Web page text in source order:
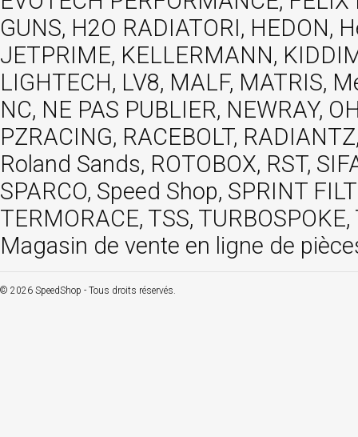
GUNS, H2O RADIATORI, HEDON,
JETPRIME, KELLERMANN,
LIGHTECH, LV8, MALF, MATRIS,
NC, NE PAS PUBLIER, NEWRAY,
PZRACING, RACEBOLT,
Roland Sands, ROTOBOX, RST,
SPARCO, Speed Shop, SPRINT
TERMORACE, TSS,
Magasin de vente en ligne de
© 2026 SpeedShop - Tous droits réservés.